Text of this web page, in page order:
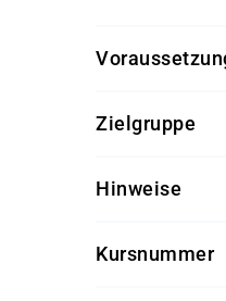
Zielgruppe
Hinweise
Kursnummer